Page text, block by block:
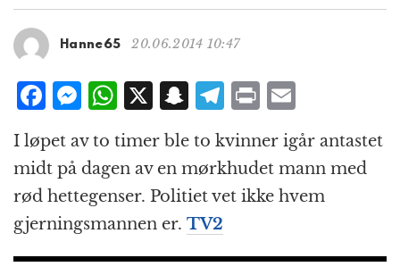
t
n
Hanne65 20.06.2014 10:47
F
c
e
b
o
o
M
ss
e
n
g
e
W
h
at
s
A
p
p
X S
a
p
c
h
at
T
el
e
g
r
m
P
n
t
m
ai
l
I løpet av to timer ble to kvinner igår antastet
midt på dagen av en mørkhudet mann med
rød hettegenser. Politiet vet ikke hvem
gjerningsmannen er. TV2